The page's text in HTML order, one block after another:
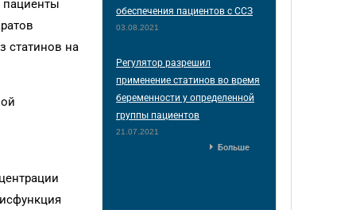
пациенты
статинов на
обеспечения пациентов с ССЗ
03.08.2021
Регулятор разрешил
применение статинов во время
беременности у определенной
группы пациентов
21.07.2021
Больше